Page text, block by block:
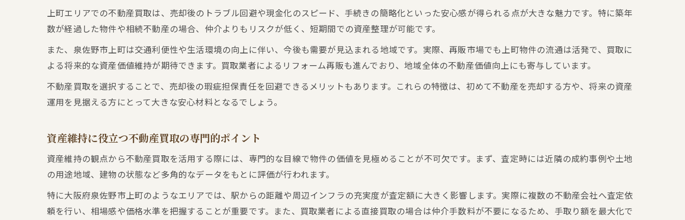
査定の工夫で難物件も不動産買取が可能に
再販が厳しい物件を活かす不動産買取手法
専門性が問われる不動産買取査定の実践例
不動産買取で諦めないための査定ポイント
不動産買取で見る上町エリアの最新市場動向
上町エリアで不動産買取が注目される理由
不動産買取を活用した安心売却の全体像
上町エリアでの不動産買取は、売却後のトラブル回避や現金化のスピード、手続きの簡略化といった安心感が得られる点が大きな魅力です。特に築年
数が経過した物件や相続不動産の場合、仲介よりもリスクが低く、短期間での資産整理が可能です。
また、泉佐野市上町は交通利便性や生活環境の向上に伴い、今後も需要が見込まれる地域です。実際、再販市場でも上町物件の流通は活発で、買取に
よる将来的な資産価値維持が期待できます。買取業者によるリフォーム再販も進んでおり、地域全体の不動産価値向上にも寄与しています。
不動産買取を選択することで、売却後の瑕疵担保責任を回避できるメリットもあります。これらの特徴は、初めて不動産を売却する方や、将来の資産
運用を見据える方にとって大きな安心材料となるでしょう。
資産維持に役立つ不動産買取の専門的ポイント
資産維持の観点から不動産買取を活用する際には、専門的な目線で物件の価値を見極めることが不可欠です。まず、査定時には近隣の成約事例や土地
の用途地域、建物の状態など多角的なデータをもとに評価が行われます。
特に大阪府泉佐野市上町のようなエリアでは、駅からの距離や周辺インフラの充実度が査定額に大きく影響します。実際に複数の不動産会社へ査定依
頼を行い、相場感や価格水準を把握することが重要です。また、買取業者による直接買取の場合は仲介手数料が不要になるため、手取り額を最大化で